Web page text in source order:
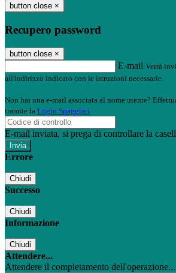
button close ×
Recupero password
button close ×
E-mail Verrà
all'indirizzo indicato con le istruzioni necessarie.
Non hai una e-mail associata al nome utente?
tramite la Login Spaggiari
E-mail inviata, si prega di controllare la
Errore
Chiudi
Successo
Chiudi
Informazione
Chiudi
Attendere...
Attendere il completamento dell'operazione...